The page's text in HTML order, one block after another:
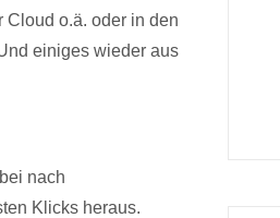
Cloud o.ä. oder in den
einiges wieder aus
nach
Klicks heraus.